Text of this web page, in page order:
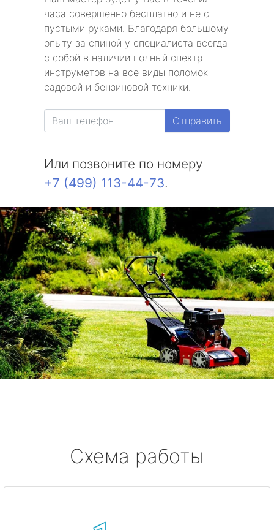
часа совершенно бесплатно и не с
пустыми руками. Благодаря большому
опыту за спиной у специалиста всегда
с собой в наличии полный спектр
инструметов на все виды поломок
садовой и бензиновой техники.
Отправить
Или позвоните по номеру
+7 (499) 113-44-73.
Схема работы